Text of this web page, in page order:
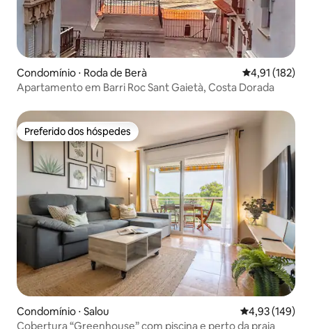
Condomínio ⋅ Roda de Berà 4,91 de uma
4,91 (182)
Apartamento em Barri Roc Sant Gaietà, Costa Dorada
Preferido dos hóspedes
Preferido dos hóspedes
Condomínio ⋅ Salou 4,93 de uma
4,93 (149)
Cobertura “Greenhouse” com piscina e perto da praia